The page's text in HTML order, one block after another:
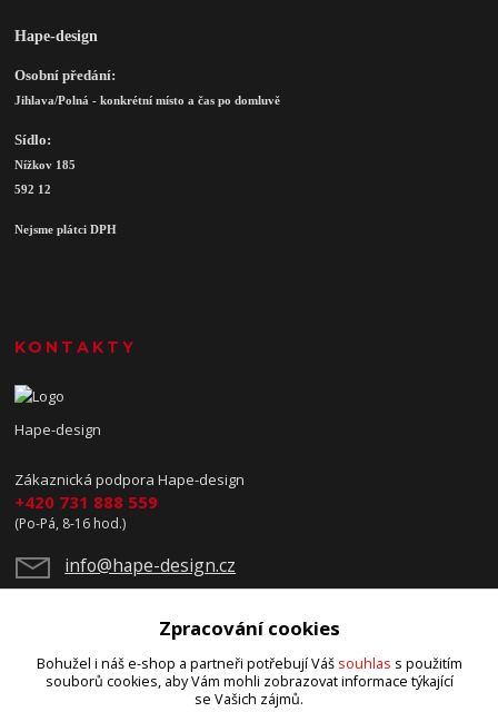
Hape-design
Osobní předání:
Jihlava/Polná - konkrétní místo a čas po domluvě
Sídlo:
Nížkov 185
592 12
Nejsme plátci DPH
KONTAKTY
Hape-design
Zákaznická podpora Hape-design
+420 731 888 559
(Po-Pá, 8-16 hod.)
info@hape-design.cz
Zpracování cookies
Bohužel i náš e-shop a partneři potřebují Váš souhlas s použitím
souborů cookies, aby Vám mohli zobrazovat informace týkající
se Vašich zájmů.